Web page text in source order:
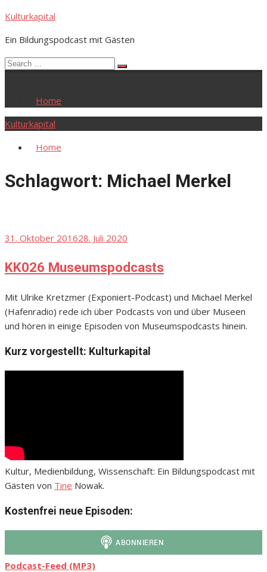
Skip
content
Kulturkapital
Ein Bildungspodcast mit Gästen
Search
Search
Home
Kulturkapital
Home
Schlagwort: Michael Merkel
Posted
31. Oktober 201628. Juli 2020
KK026 Museumspodcasts
Mit Ulrike Kretzmer (Exponiert-Podcast) und Michael Merkel
(Hafenradio) rede ich über Podcasts von und über Museen
und hören in einige Episoden von Museumspodcasts hinein.
Kurz vorgestellt: Kulturkapital
Kultur, Medienbildung, Wissenschaft: Ein Bildungspodcast mit
Gästen von Tine Nowak.
Kostenfrei neue Episoden:
Podcast-Feed (MP3)